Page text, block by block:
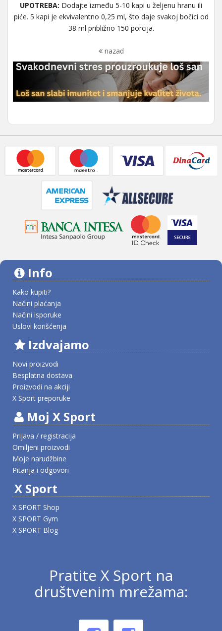
UPOTREBA: Dodajte između 5-10 kapi u željenu hranu ili
piće. 5 kapi je ekvivalentno 0,25 ml, što daje svakoj bočici od
38 ml približno 150 porcija.
nazad
Info
Kako kupiti?
Načini plaćanja
Načini isporuke
Uslovi korišćenja
Izdvajamo
Novi proizvodi
Besplatna dostava
Proizvodi na akciji
X Sport preporuke
Moj X Sport
Prijava / registracija
Omiljeni proizvodi
Moje narudžbine
Pitanja i odgovori
X Sport
X SPORT Shop
X SPORT Gym
X SPORT Blog
Pratite X Sport na
društvenim mrežama: